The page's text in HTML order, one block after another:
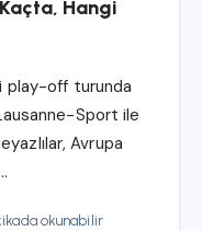
Hangi
play-off turunda
Sport ile
Avrupa
okunabilir